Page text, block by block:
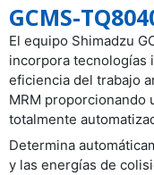
GCMS-
El equipo Shimadzu
incorpora tecnologías
eficiencia del trabajo
MRM proporcionando
totalmente
Determina
y las energías de